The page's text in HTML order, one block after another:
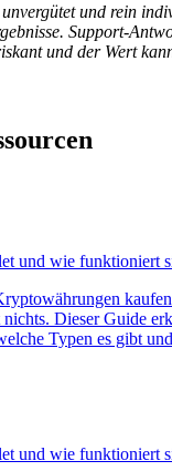
und rein
Support-
und der Wert
und wie funktioniert
Dieser Guide
Typen es gibt
und wie funktioniert